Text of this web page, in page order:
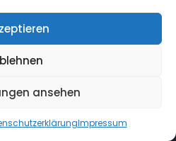
ansehen
Impressum